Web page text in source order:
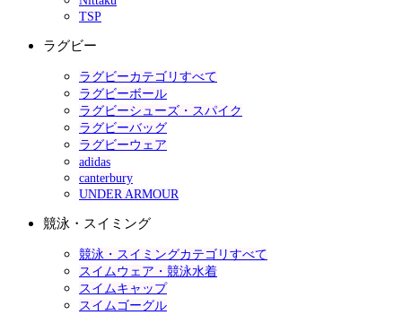
TSP
ラグビー
ラグビーカテゴリすべて
ラグビーボール
ラグビーシューズ・スパイク
ラグビーバッグ
ラグビーウェア
adidas
canterbury
UNDER ARMOUR
競泳・スイミング
競泳・スイミングカテゴリすべて
スイムウェア・競泳水着
スイムキャップ
スイムゴーグル